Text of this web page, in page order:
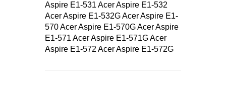
Aspire E1-531 Acer Aspire E1-532
Acer Aspire E1-532G Acer Aspire E1-
570 Acer Aspire E1-570G Acer Aspire
E1-571 Acer Aspire E1-571G Acer
Aspire E1-572 Acer Aspire E1-572G